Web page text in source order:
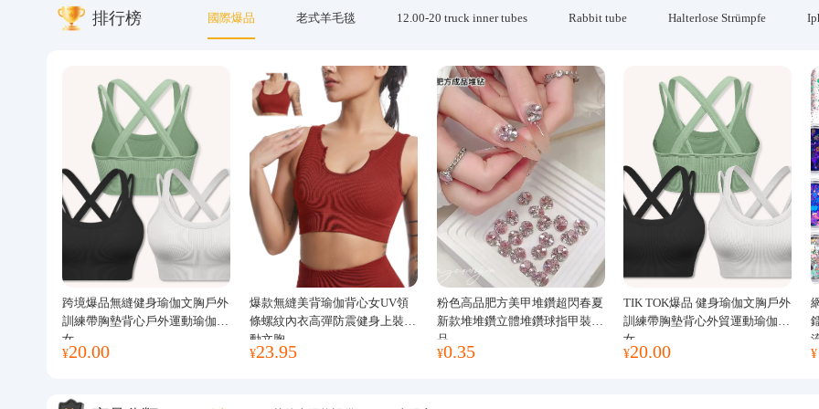
排行榜 國際爆品 老式羊毛毯 12.00-20 truck inner tubes Rabbit tube Halterlose Strümpfe
跨境爆品無縫健身瑜伽文胸戶外
訓練帶胸墊背心戶外運動瑜伽服
女
¥20.00
爆款無縫美背瑜伽背心女UV領
條螺紋內衣高彈防震健身上裝運
動文胸
¥23.95
粉色高品肥方美甲堆鑽超閃春夏
新款堆堆鑽立體堆鑽球指甲裝飾
品
¥0.35
TIK TOK爆品 健身瑜伽文胸戶外
訓練帶胸墊背心外貿運動瑜伽服
女
¥20.00 ¥